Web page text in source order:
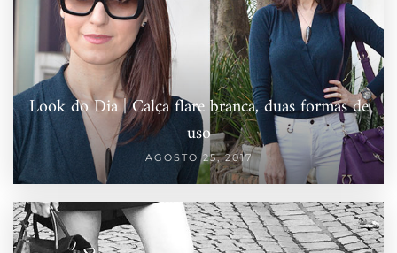
Look do Dia | Calça flare branca, duas formas de
uso
AGOSTO 25, 2017